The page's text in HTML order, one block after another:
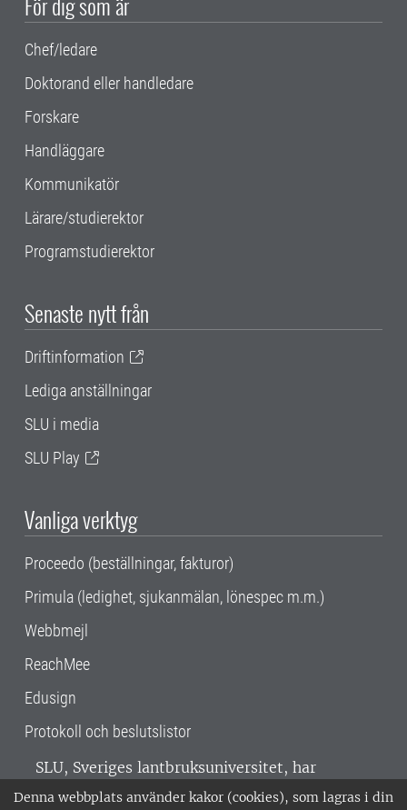
Denna webbplats använder kakor (cookies), som lagras i din
Chef/ledare
Doktorand eller handledare
Forskare
Handläggare
Kommunikatör
Lärare/studierektor
Programstudierektor
Senaste nytt från
Driftinformation
Lediga anställningar
SLU i media
SLU Play
Vanliga verktyg
Proceedo (beställningar, fakturor)
Primula (ledighet, sjukanmälan, lönespec m.m.)
Webbmejl
ReachMee
Edusign
Protokoll och beslutslistor
SLU, Sveriges lantbruksuniversitet, har
verksamhet över hela Sverige. Huvudorter är